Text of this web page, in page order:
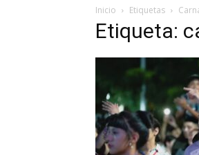
Inicio Etiquetas
Etiqueta: